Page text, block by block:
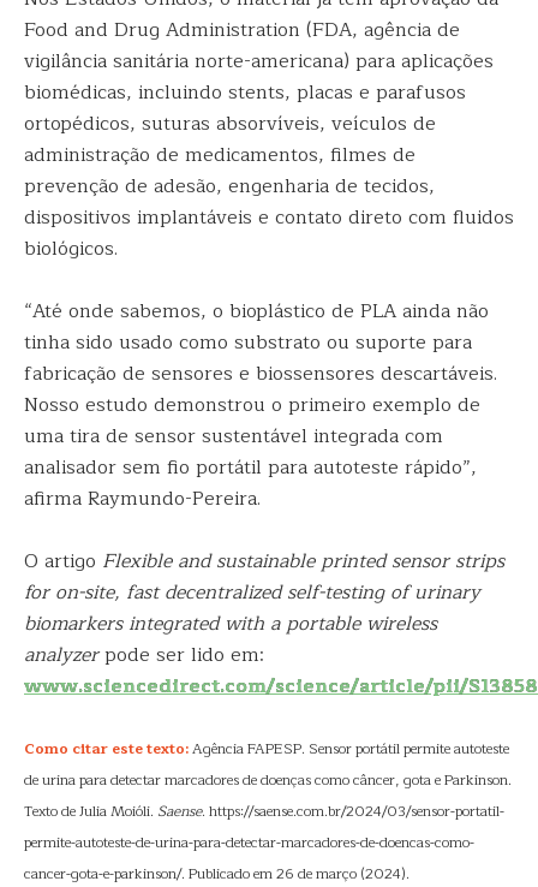
Food and Drug Administration (FDA, agência de
vigilância sanitária norte-americana) para aplicações
biomédicas, incluindo stents, placas e parafusos
ortopédicos, suturas absorvíveis, veículos de
administração de medicamentos, filmes de
prevenção de adesão, engenharia de tecidos,
dispositivos implantáveis e contato direto com fluidos
biológicos.
“Até onde sabemos, o bioplástico de PLA ainda não
tinha sido usado como substrato ou suporte para
fabricação de sensores e biossensores descartáveis.
Nosso estudo demonstrou o primeiro exemplo de
uma tira de sensor sustentável integrada com
analisador sem fio portátil para autoteste rápido”,
afirma Raymundo-Pereira.
O artigo Flexible and sustainable printed sensor strips
for on-site, fast decentralized self-testing of urinary
biomarkers integrated with a portable wireless
analyzerpode ser lido em:
www.sciencedirect.com/science/article/pii/
Como citar este texto:Agência FAPESP. Sensor portátil permite autoteste
de urina para detectar marcadores de doenças como câncer, gota e Parkinson.
Texto de Julia Moióli. Saense. https://saense.com.br/2024/03/sensor-portatil-
permite-autoteste-de-urina-para-detectar-marcadores-de-doencas-como-
cancer-gota-e-parkinson/. Publicado em 26 de março (2024).